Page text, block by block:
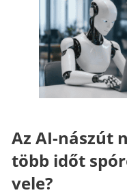
Az AI-nászút
több időt
vele?